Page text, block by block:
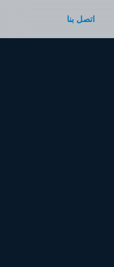
اتصل بنا